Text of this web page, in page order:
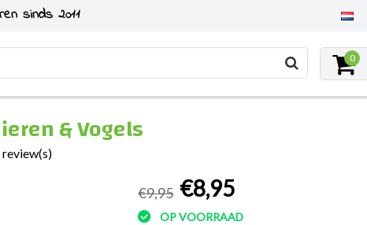
sinds 2011
0
& Vogels
review(s)
€9,95 €8,95
OP VOORRAAD